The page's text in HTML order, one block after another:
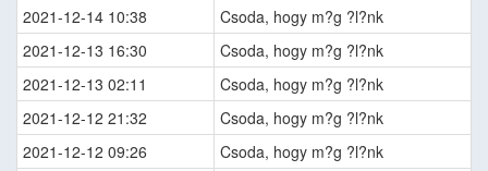
2021-12-14 10:38
Csoda, hogy m?g ?l?nk
2021-12-13 16:30
Csoda, hogy m?g ?l?nk
2021-12-13 02:11
Csoda, hogy m?g ?l?nk
2021-12-12 21:32
Csoda, hogy m?g ?l?nk
2021-12-12 09:26
Csoda, hogy m?g ?l?nk